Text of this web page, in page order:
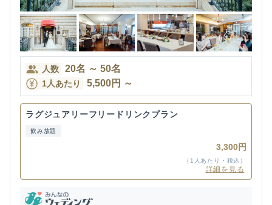
人数 20名 ～ 50名
1人あたり 5,500円 ～
ラグジュアリーフリードリンクプラン
飲み放題
3,300円
（1人あたり・税込）
詳細を見る